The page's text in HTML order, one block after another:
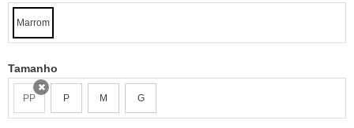
Marrom
Tamanho
PPx P M G